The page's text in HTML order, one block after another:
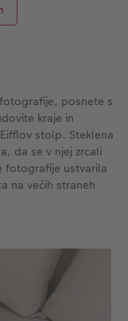
posnete s
kraje in
stolp. Steklena
da se v njej zrcali
fotografije ustvarila
na večih straneh